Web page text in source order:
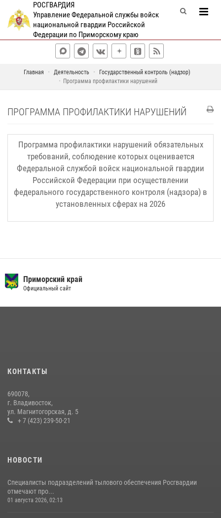
РОСГВАРДИЯ
Управление Федеральной службы войск
национальной гвардии Российской
Федерации по Приморскому краю
Главная Деятельность
Государственный контроль (надзор)
Программа профилактики нарушений
ПРОГРАММА ПРОФИЛАКТИКИ НАРУШЕНИЙ
Программа профилактики нарушений обязательных
требований, соблюдение которых оценивается
Федеральной службой войск национальной гвардии
Российской Федерации при осуществлении
федерального государственного контроля (надзора) в
установленных сферах на 2026
Приморский край
Официальный сайт
КОНТАКТЫ
690078,
г. Владивосток,
ул. Магнитогорская, д. 5
+ 7 (423) 239-50-21
НОВОСТИ
Специалисты подразделений тылового обеспечения Росгвардии
отмечают про...
01 августа 2026, 02:13